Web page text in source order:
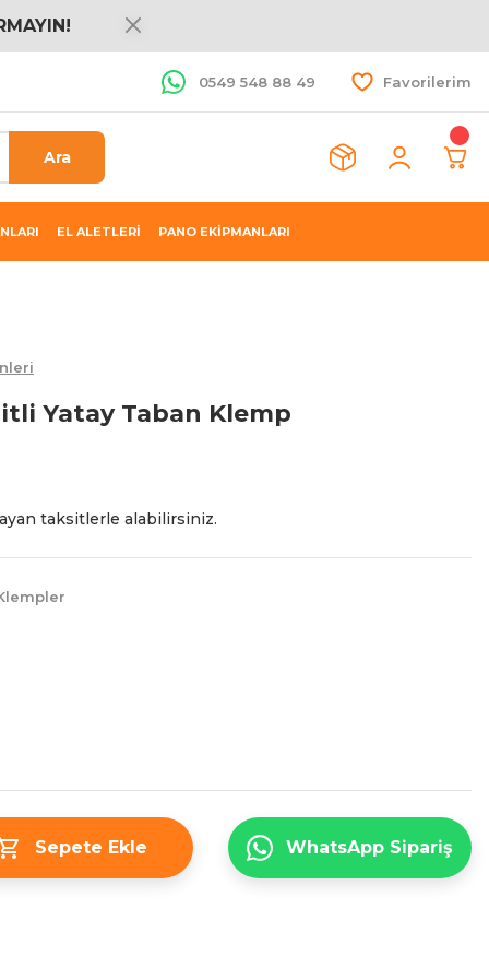
0549 548 88 49 Favorilerim
Ara
EL ALETLERİ PANO EKİPMANLARI
Yatay Taban Klemp
taksitlerle alabilirsiniz.
Sepete Ekle WhatsApp Sipariş